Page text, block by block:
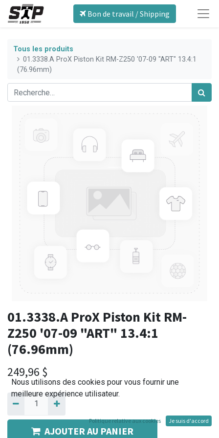
Bon de travail / Shipping
Tous les produits
01.3338.A ProX Piston Kit RM-Z250 '07-09 "ART" 13.4:1
(76.96mm)
01.3338.A ProX Piston Kit RM-
Z250 '07-09 "ART" 13.4:1
(76.96mm)
249,96 $
AJOUTER AU PANIER
Nous utilisons des cookies pour vous fournir une
meilleure expérience utilisateur.
Politique relative aux cookies Je suis d'accord